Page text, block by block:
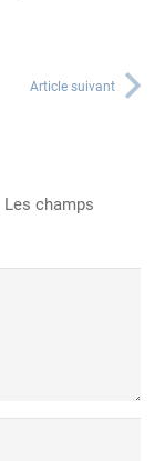
Article suivant
Les champs